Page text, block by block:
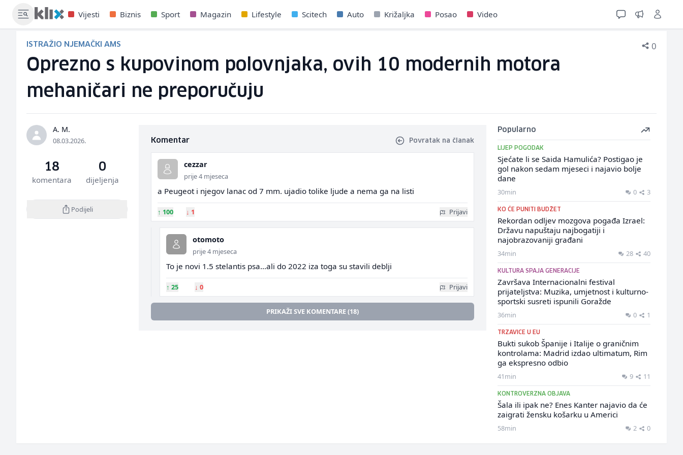
Vijesti Biznis Sport Magazin Lifestyle Scitech Auto Križaljka Posao Video
ISTRAŽIO NJEMAČKI AMS 0
Oprezno s kupovinom polovnjaka, ovih 10 modernih motora
mehaničari ne preporučuju
A. M.
08.03.2026.
18
komentara
0
dijeljenja
Podijeli
Komentar Povratak na članak
cezzar
prije 4 mjeseca
a Peugeot i njegov lanac od 7 mm. ujadio tolike ljude a nema ga na listi
↑ 100 ↓ 1 Prijavi
otomoto
prije 4 mjeseca
To je novi 1.5 stelantis psa...ali do 2022 iza toga su stavili deblji
↑ 25 ↓ 0 Prijavi
PRIKAŽI SVE KOMENTARE (18)
Popularno
LIJEP POGODAK
Sjećate li se Saida Hamulića? Postigao je
gol nakon sedam mjeseci i najavio bolje
dane
30min 0 3
KO ĆE PUNITI BUDŽET
Rekordan odljev mozgova pogađa Izrael:
Državu napuštaju najbogatiji i
najobrazovaniji građani
34min 28 40
KULTURA SPAJA GENERACIJE
Završava Internacionalni festival
prijateljstva: Muzika, umjetnost i kulturno-
sportski susreti ispunili Goražde
36min 0 1
TRZAVICE U EU
Bukti sukob Španije i Italije o graničnim
kontrolama: Madrid izdao ultimatum, Rim
ga ekspresno odbio
41min 9 11
KONTROVERZNA OBJAVA
Šala ili ipak ne? Enes Kanter najavio da će
zaigrati žensku košarku u Americi
58min 2 0